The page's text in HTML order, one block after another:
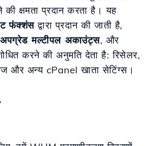
क्षमता प्रदान करता है। यह
फंक्शंसद्वारा प्रदान की जाती है,
अपग्रेड मल्टीपल अकाउंट्स, और
करने की अनुमति देता है: रिसेलर,
और अन्य cPanel खाता सेटिंग्स।